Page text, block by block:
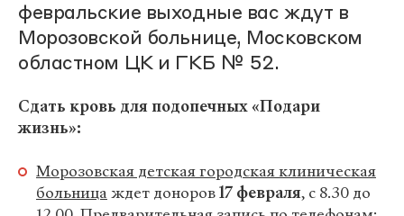
февральские выходные вас ждут в
Морозовской больнице, Московском
областном ЦК и ГКБ № 52.
Сдать кровь для подопечных «Подари
жизнь»:
Морозовская детская городская клиническая
больница ждет доноров17 февраля, с 8.30 до